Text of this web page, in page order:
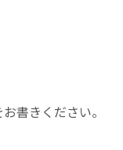
書きください。